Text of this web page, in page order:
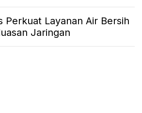
Perkuat Layanan Air Bersih
Jaringan